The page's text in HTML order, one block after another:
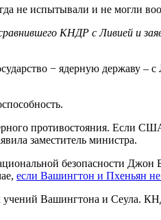
не испытывали и не могли
КНДР с Ливией и
− ядерную державу –
противостояния. Если
заместитель министра.
безопасности Джон
если Вашингтон и Пхеньян не
учений Вашингтона и Сеула.